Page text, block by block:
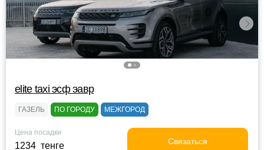
elite taxi эсф эавр
ГАЗЕЛЬ ПО ГОРОДУ МЕЖГОРОД
Цена посадки
1234 тенге Связаться